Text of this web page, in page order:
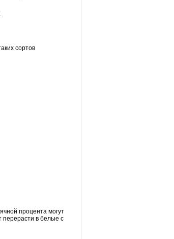
сортов
процента могут
перерасти в белые с